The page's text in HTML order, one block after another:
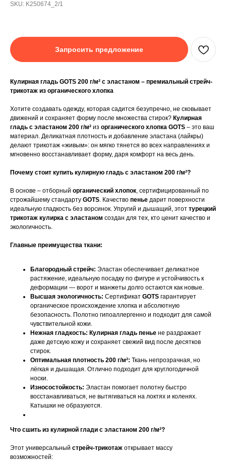
SKU: K250674_2/1
Запросить предложение
Кулирная гладь GOTS 200 г/м² с эластаном – премиальный стрейч-
трикотаж из органического хлопка
Хотите создавать одежду, которая садится безупречно, не сковывает
движений и сохраняет форму после множества стирок? Кулирная
гладь с эластаном 200 г/м² из органического хлопка GOTS – это ваш
материал. Деликатная плотность и добавление эластана (лайкры)
делают трикотаж «живым»: он мягко тянется во всех направлениях и
мгновенно восстанавливает форму, даря комфорт на весь день.
Почему стоит купить кулирную гладь с эластаном 200 г/м²?
В основе – отборный органический хлопок, сертифицированный по
строжайшему стандарту GOTS. Качество пенье дарит поверхности
идеальную гладкость без ворсинок. Упругий и дышащий, этот турецкий
трикотаж кулирка с эластаном создан для тех, кто ценит качество и
экологичность.
Главные преимущества ткани:
Благородный стрейч: Эластан обеспечивает деликатное
растяжение, идеальную посадку по фигуре и устойчивость к
деформации — ворот и манжеты долго остаются как новые.
Высшая экологичность: Сертификат GOTS гарантирует
органическое происхождение хлопка и абсолютную
безопасность. Полотно гипоаллергенно и подходит для самой
чувствительной кожи.
Нежная гладкость: Кулирная гладь пенье не раздражает
даже детскую кожу и сохраняет свежий вид после десятков
стирок.
Оптимальная плотность 200 г/м²: Ткань непрозрачная, но
лёгкая и дышащая. Отлично подходит для круглогодичной
носки.
Износостойкость: Эластан помогает полотну быстро
восстанавливаться, не вытягиваться на локтях и коленях.
Катышки не образуются.
Что сшить из кулирной глади с эластаном 200 г/м²?
Этот универсальный стрейч-трикотаж открывает массу
возможностей: